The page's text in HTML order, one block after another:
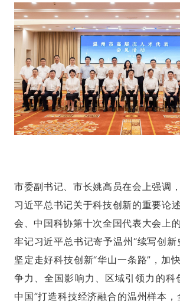
市委副书记、市长姚高员在会上强调
习近平总书记关于科技创新的重要论
会、中国科协第十次全国代表大会上
牢记习近平总书记寄予温州“续写创新
坚定走好科技创新“华山一条路”，加
争力、全国影响力、区域引领力的科
中国”打造科技经济融合的温州样本，